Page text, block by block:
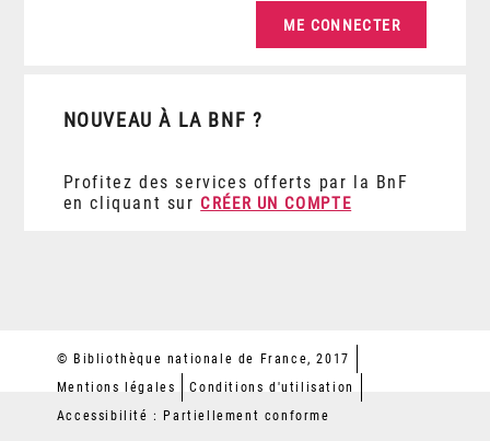
NOUVEAU À LA BNF ?
Profitez des services offerts par la BnF
en cliquant sur CRÉER UN COMPTE
© Bibliothèque nationale de France, 2017
Mentions légales
Conditions d'utilisation
Accessibilité : Partiellement conforme